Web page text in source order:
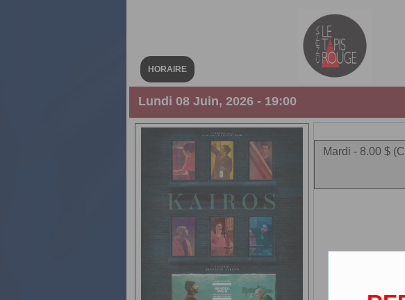
HORAIRE
Lundi 08 Juin, 2026 - 19:00
Mardi - 8.00 $